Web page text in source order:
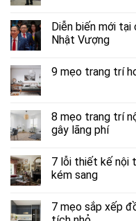
Diễn biến mới
Nhật Vượng
9 mẹo trang trí
8 mẹo trang trí
gây lãng phí
7 lỗi thiết kế nội
kém sang
7 mẹo sắp xếp